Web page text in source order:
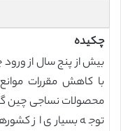
چکیده
بیش از پنج سال از
با کاهش مقررات موانع
محصولات نساجی چین
توجه بسیاری از